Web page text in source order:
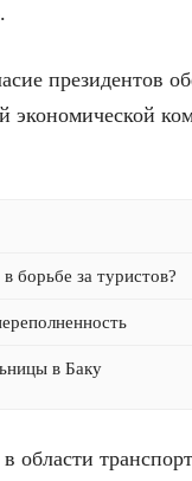
президентов
экономической
борьбе за туристов?
в Баку